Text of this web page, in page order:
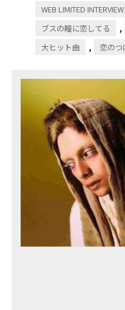
WEB LIMITED INTERVIEW
ブスの瞳に恋してる ,
大ヒット曲 , 恋のつ